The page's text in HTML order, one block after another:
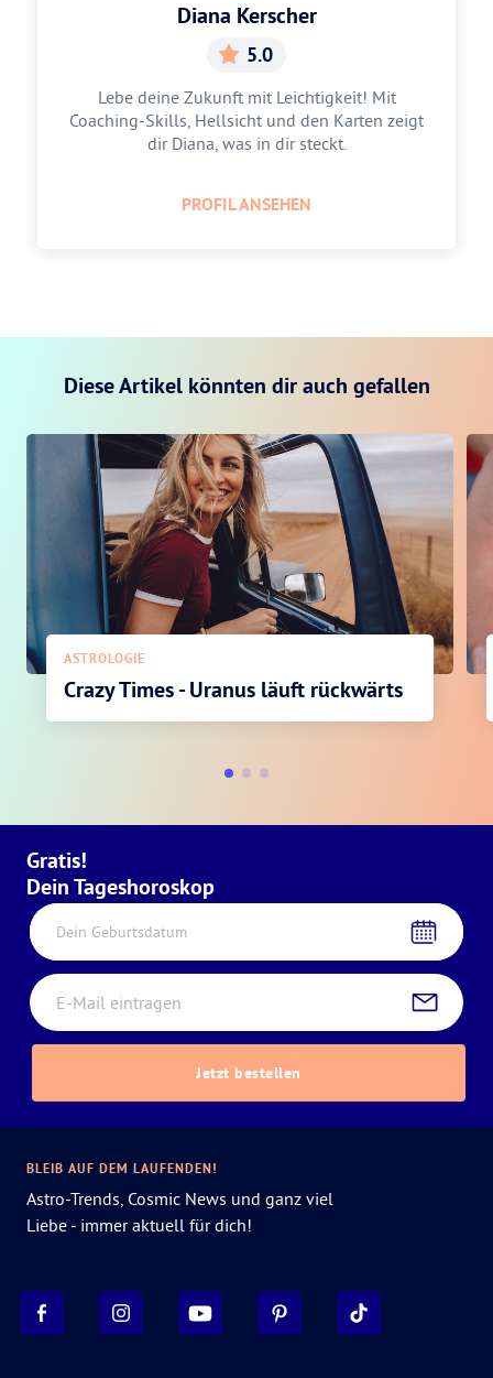
Diana Kerscher
5.0
Lebe deine Zukunft mit Leichtigkeit! Mit
Coaching-Skills, Hellsicht und den Karten zeigt
dir Diana, was in dir steckt.
PROFIL ANSEHEN
Diese Artikel könnten dir auch gefallen
ASTROLOGIE
Crazy Times - Uranus läuft rückwärts
Gratis!
Dein Tageshoroskop
Dein Geburtsdatum
Jetzt bestellen
BLEIB AUF DEM LAUFENDEN!
Astro-Trends, Cosmic News und ganz viel
Liebe - immer aktuell für dich!